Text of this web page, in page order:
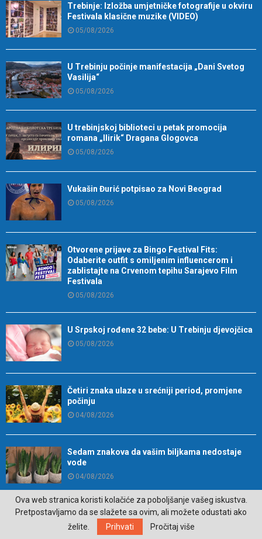
Trebinje: Izložba umjetničke fotografije u okviru
Festivala klasične muzike (VIDEO)
05/08/2026
U Trebinju počinje manifestacija „Dani Svetog
Vasilija“
05/08/2026
U trebinjskoj biblioteci u petak promocija
romana „Ilirik“ Dragana Glogovca
05/08/2026
Vukašin Đurić potpisao za Novi Beograd
05/08/2026
Otvorene prijave za Bingo Festival Fits:
Odaberite outfit s omiljenim influencerom i
zablistajte na Crvenom tepihu Sarajevo Film
Festivala
05/08/2026
U Srpskoj rođene 32 bebe: U Trebinju djevojčica
05/08/2026
Četiri znaka ulaze u srećniji period, promjene
počinju
04/08/2026
Sedam znakova da vašim biljkama nedostaje
vode
04/08/2026
Proglašen najbolji parfem svih vremena
04/08/2026
Ova web stranica koristi kolačiće za poboljšanje vašeg iskustva.
Pretpostavljamo da se slažete sa ovim, ali možete odustati ako
želite.
Prihvati Pročitaj više